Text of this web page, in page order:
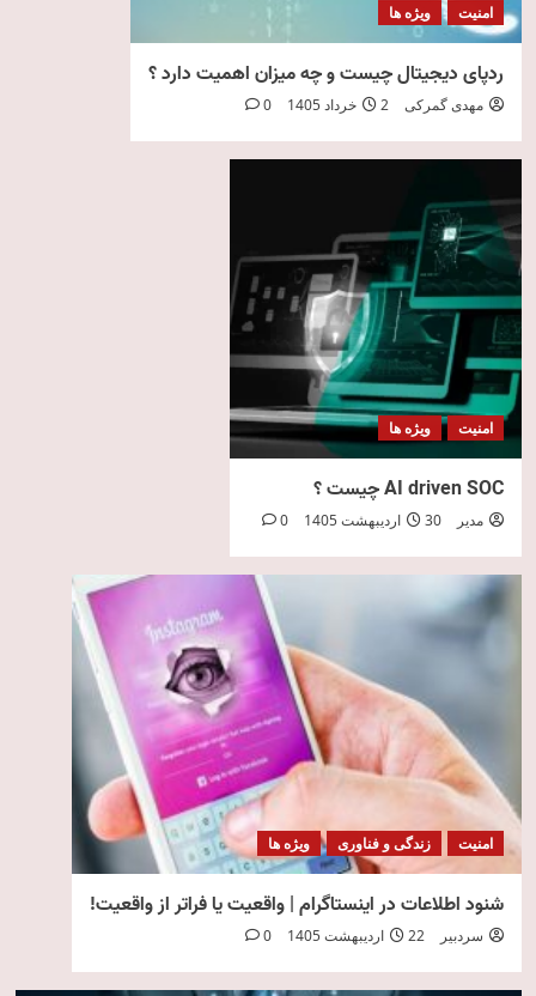
امنیت ویژه ها
ردپای دیجیتال چیست و چه میزان اهمیت دارد ؟
مهدی گمرکی 2 خرداد 1405 0
امنیت ویژه ها
AI driven SOC چیست ؟
مدیر 30 اردیبهشت 1405 0
امنیت زندگی و فناوری ویژه ها
شنود اطلاعات در اینستاگرام | واقعیت یا فراتر از واقعیت!
سردبیر 22 اردیبهشت 1405 0